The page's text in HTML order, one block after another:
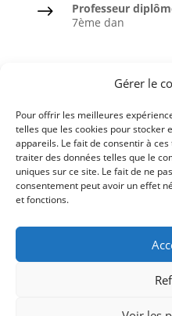
Gérer le
Pour offrir les meilleures
telles que les cookies pour stocker
appareils. Le fait de consentir à
traiter des données telles que le
uniques sur ce site. Le fait de ne
consentement peut avoir un effet
et fonctions.
$
Professeur
7ème dan
Taïso ou
Ceintures noires
Comité du
Ligue de